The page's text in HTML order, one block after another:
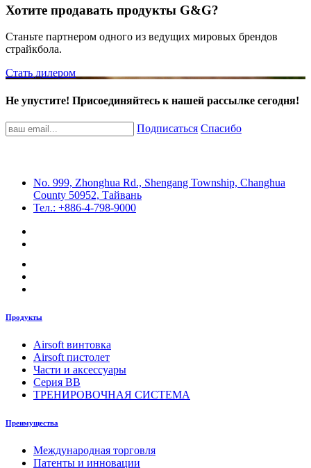
Хотите продавать продукты G&G?
Станьте партнером одного из ведущих мировых брендов
страйкбола.
Стать дилером
Не упустите! Присоединяйтесь к нашей рассылке сегодня!
Подписаться Спасибо
No. 999, Zhonghua Rd., Shengang Township, Changhua
County 50952, Тайвань
Тел.: +886-4-798-9000
Продукты
Airsoft винтовка
Airsoft пистолет
Части и аксессуары
Серия BB
ТРЕНИРОВОЧНАЯ СИСТЕМА
Преимущества
Международная торговля
Патенты и инновации